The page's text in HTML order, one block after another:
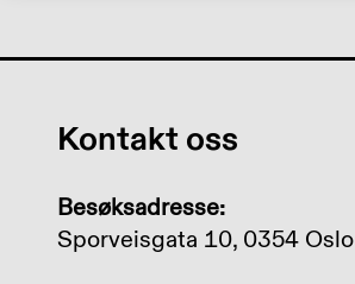
Kontakt oss
Besøksadresse:
Sporveisgata 10, 0354 Oslo